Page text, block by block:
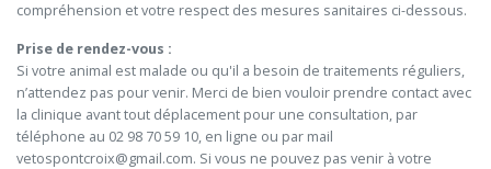
compréhension et votre respect des mesures sanitaires ci-dessous.
Prise de rendez-vous :
Si votre animal est malade ou qu'il a besoin de traitements réguliers,
n’attendez pas pour venir. Merci de bien vouloir prendre contact avec
la clinique avant tout déplacement pour une consultation, par
téléphone au 02 98 70 59 10, en ligne ou par mail
vetospontcroix@gmail.com. Si vous ne pouvez pas venir à votre